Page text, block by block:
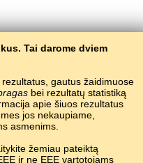
Tai darome dviem
gautus žaidimuose
bei rezultatų statistiką
apie šiuos rezultatus
jos nekaupiame,
asmenims.
žemiau pateiktą
ir ne EEE vartotojams